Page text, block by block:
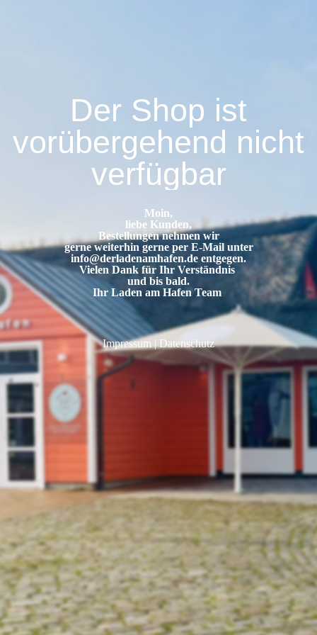
Der Shop ist
vorübergehend nicht
verfügbar
Moin,
liebe Kunden,
Bestellungen nehmen wir
gerne weiterhin gerne per E-Mail unter
info@derladenamhafen.de entgegen.
Vielen Dank für Ihr Verständnis
und bis bald.
Ihr Laden am Hafen Team
Impressum | Datenschutz